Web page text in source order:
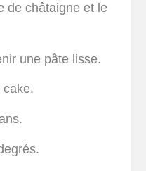
de châtaigne et le
une pâte lisse.
cake.